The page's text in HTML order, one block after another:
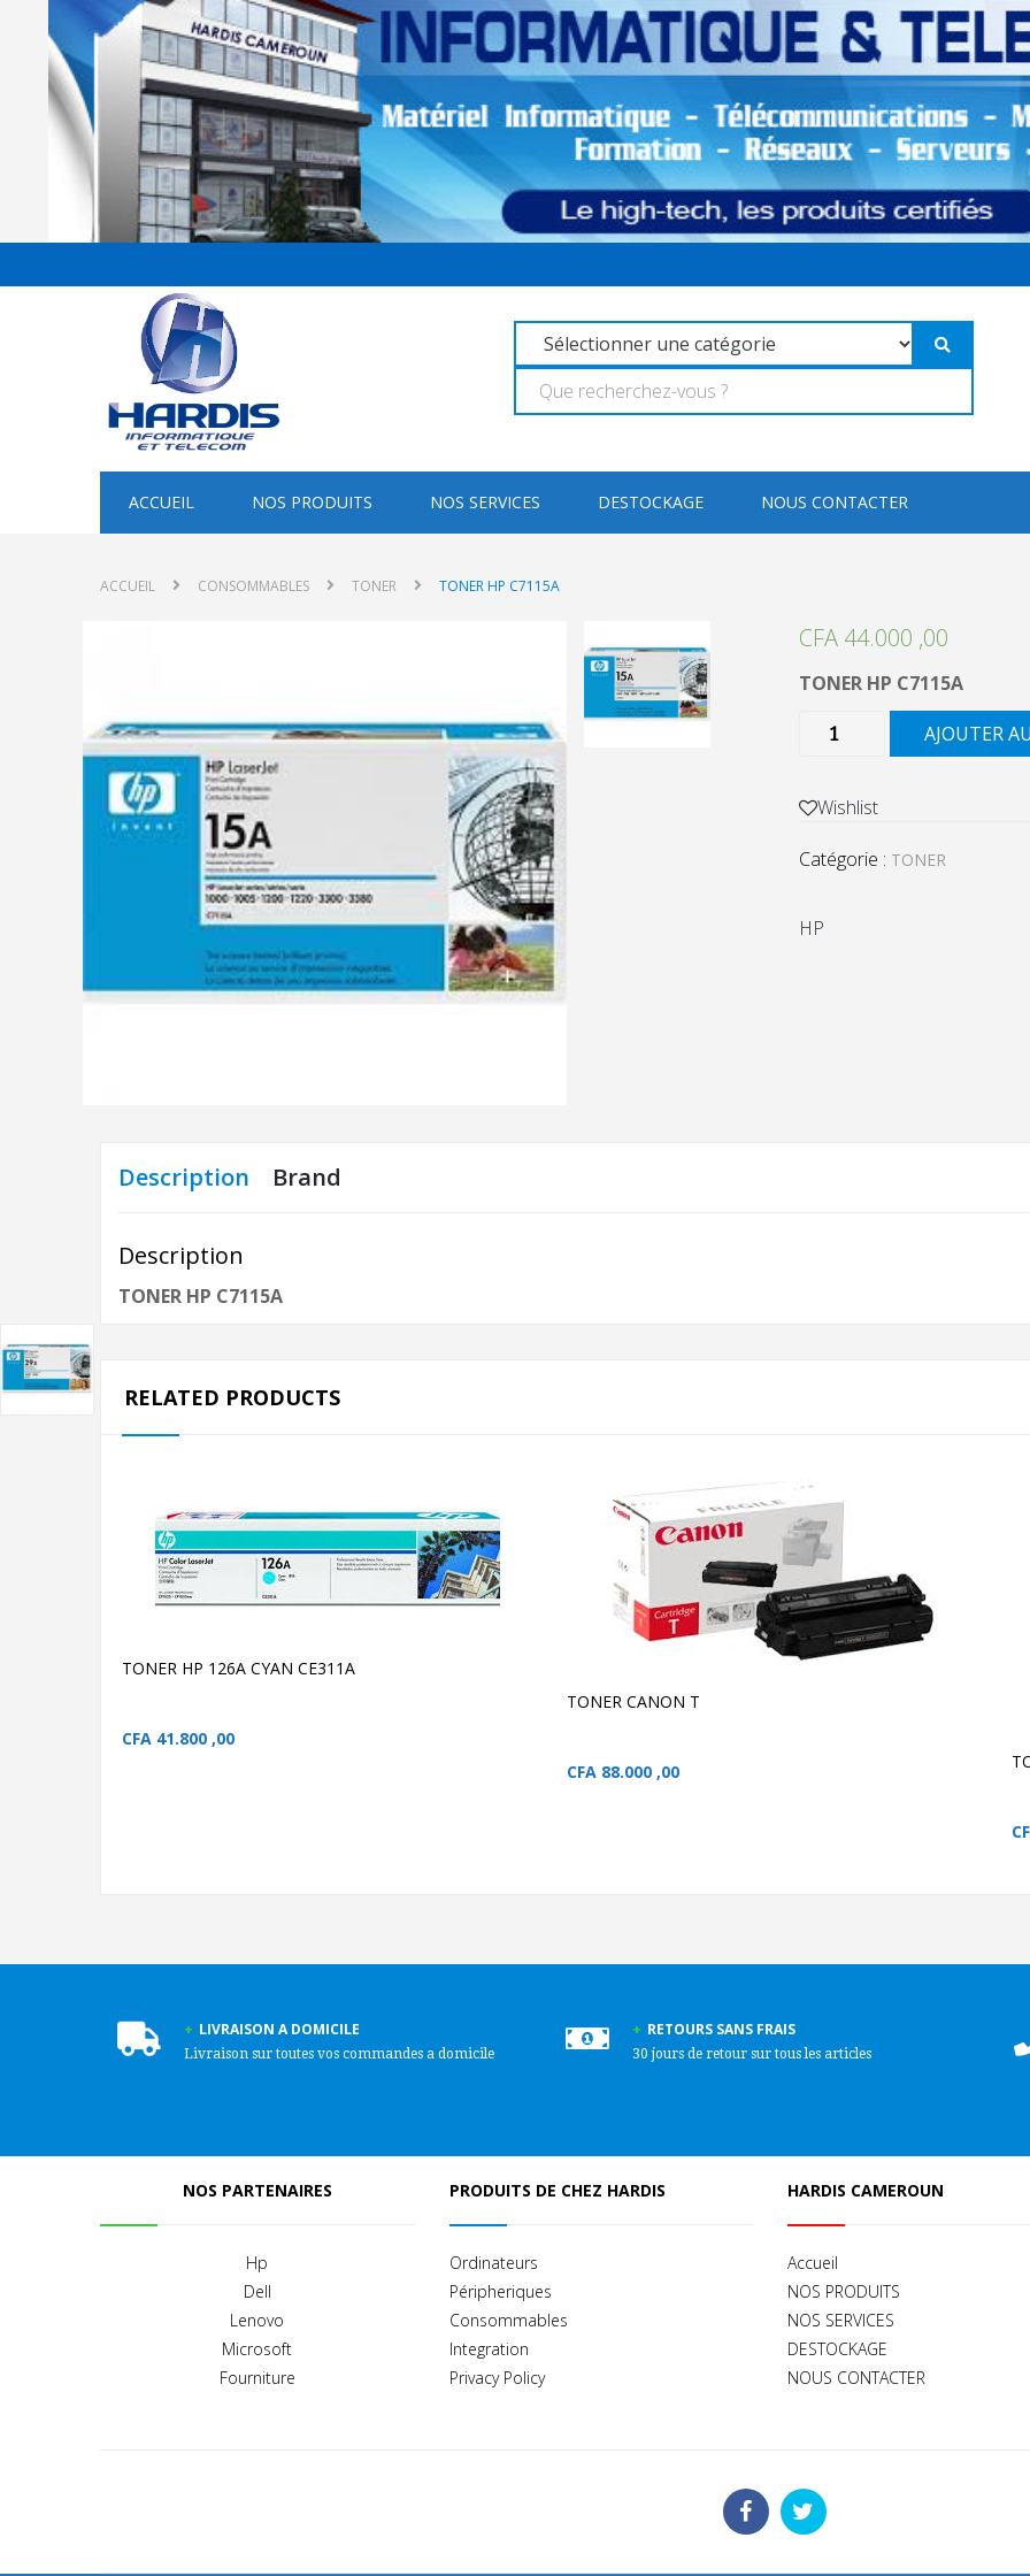
ACCUEIL NOS PRODUITS NOS SERVICES DESTOCKAGE NOUS CONTACTER
ACCUEIL CONSOMMABLES TONER TONER HP C7115A
CFA 44.000 ,00
TONER HP C7115A
quantité
HP
AJOUTER
Wishlist
Catégorie : TONER
HP
Description Brand
Description
TONER HP C7115A
RELATED PRODUCTS
AJOUTER AU PANIER
TONER HP 126A CYAN
CE311A
CE311A
TONER HP 126A CYAN CE311A
CFA 41.800 ,00
AJOUTER AU PANIER
TONER CANON T
TONER CANON T
TONER CANON T
CFA 88.000 ,00
LIVRAISON A DOMICILE
Livraison sur toutes vos commandes a domicile
RETOURS SANS FRAIS
30 jours de retour sur tous les articles
NOS PARTENAIRES
Hp
Dell
Lenovo
Microsoft
Fourniture
PRODUITS DE CHEZ HARDIS
Ordinateurs
Péripheriques
Consommables
Integration
Privacy Policy
HARDIS CAMEROUN
Accueil
NOS PRODUITS
NOS SERVICES
DESTOCKAGE
NOUS CONTACTER